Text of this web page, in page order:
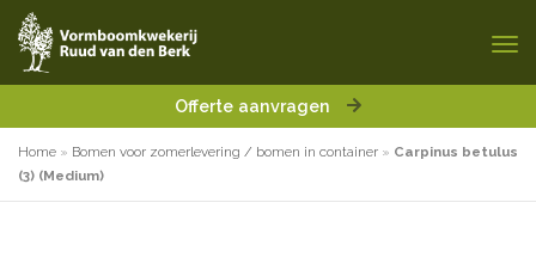
Offerte aanvragen
Home » Bomen voor zomerlevering / bomen in container » Carpinus betulus
(3) (Medium)